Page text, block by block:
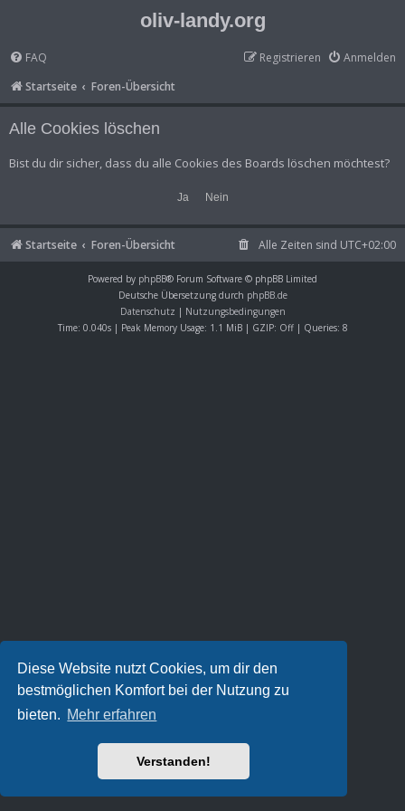
Diese Website nutzt Cookies, um dir den
bestmöglichen Komfort bei der Nutzung zu
bieten. Mehr erfahren
Verstanden!
oliv-landy.org
FAQ Anmelden
Registrieren
Startseite
Foren-Übersicht
Alle Cookies löschen
Bist du dir sicher, dass du alle Cookies des Boards löschen möchtest?
Startseite Foren-Übersicht Alle Zeiten sind UTC+02:00
Powered by phpBB® Forum Software © phpBB Limited
Deutsche Übersetzung durch phpBB.de
Datenschutz | Nutzungsbedingungen
Time: 0.040s| Peak Memory Usage: 1.1 MiB | GZIP: Off | Queries: 8